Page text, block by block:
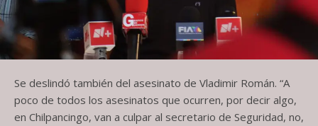
Se deslindó también del asesinato de Vladimir Román. “A
poco de todos los asesinatos que ocurren, por decir algo,
en Chilpancingo, van a culpar al secretario de Seguridad, no,